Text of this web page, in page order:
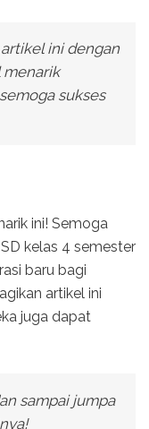
ini dengan
menarik
sukses
ini! Semoga
kelas 4 semester
baru bagi
artikel ini
juga dapat
sampai jumpa